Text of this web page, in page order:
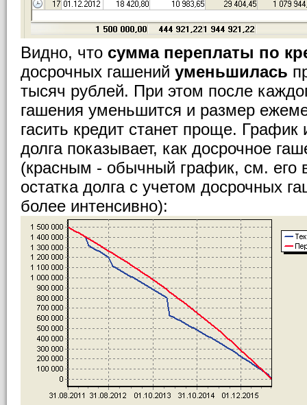
Видно, что сумма переплаты по
досрочных гашений уменьшилась
тысяч рублей. При этом после
гашения уменьшится и размер
гасить кредит станет проще. График
долга показывает, как досрочное
(красным - обычный график, см. его
остатка долга с учетом досрочных
более интенсивно):